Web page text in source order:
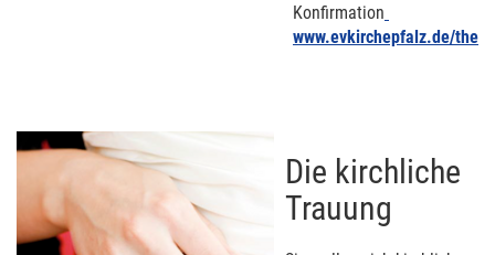
Konfirmation
www.evkirchepfalz.de/
Die kirchliche
Trauung